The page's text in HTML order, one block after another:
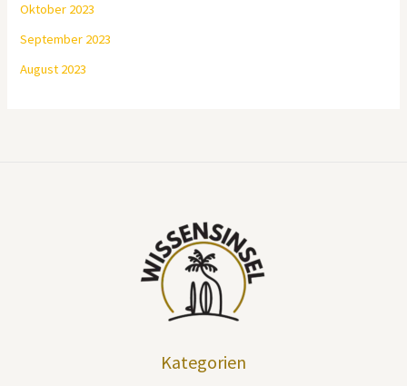
Oktober 2023
September 2023
August 2023
Kategorien